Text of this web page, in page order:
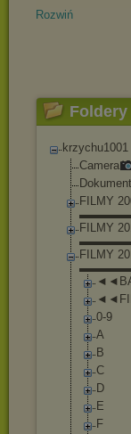
Rozwiń
Foldery
krzychu1001
Camera
FILMY
FILMY
FILMY
0-9
A
B
C
D
E
F